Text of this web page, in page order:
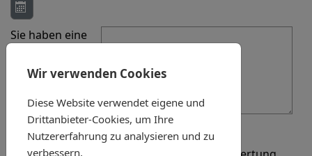
Kalender öffnen
Sie haben eine
besondere
Datenschutz
Wir verwenden Cookies
Diese Website verwendet eigene und
Drittanbieter-Cookies, um Ihre
Nutzererfahrung zu analysieren und zu
verbessern.